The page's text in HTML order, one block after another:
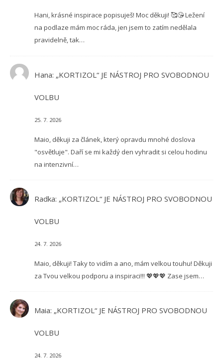
Hani, krásné inspirace popisuješ! Moc děkuji! 🥰😘 Ležení
na podlaze mám moc ráda, jen jsem to zatím nedělala
pravidelně, tak…
Hana: „KORTIZOL“ JE NÁSTROJ PRO SVOBODNOU
VOLBU
25. 7. 2026
Maio, děkuji za článek, který opravdu mnohé doslova
"osvětluje". Daří se mi každý den vyhradit si celou hodinu
na intenzivní…
Radka: „KORTIZOL“ JE NÁSTROJ PRO SVOBODNOU
VOLBU
24. 7. 2026
Maio, děkuji! Taky to vidím a ano, mám velkou touhu! Děkuji
za Tvou velkou podporu a inspiraci!!! 💖💖💖 Zase jsem…
Maia: „KORTIZOL“ JE NÁSTROJ PRO SVOBODNOU
VOLBU
24. 7. 2026